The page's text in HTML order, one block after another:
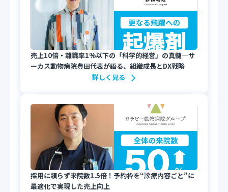
売上10倍・離職率1%以下の「科学的経営」の真髄—サ
ーカス動物病院豊田代表が語る、組織成長とDX戦略
詳しく見る
採用に頼らず来院数1.5倍！予約枠を“診療内容ごと”に
最適化で実現した売上向上